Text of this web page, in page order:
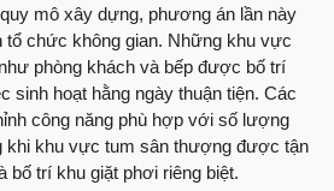
mô xây dựng, phương án lần này
tổ chức không gian. Những khu vực
phòng khách và bếp được bố trí
sinh hoạt hằng ngày thuận tiện. Các
công năng phù hợp với số lượng
khi khu vực tum sân thượng được tận
bố trí khu giặt phơi riêng biệt.